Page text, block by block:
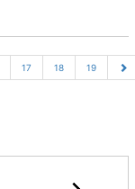
17 18 19